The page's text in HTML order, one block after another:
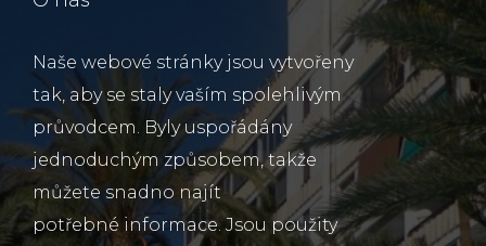
Naše webové stránky jsou vytvořeny
tak, aby se staly vaším spolehlivým
průvodcem. Byly uspořádány
jednoduchým způsobem, takže
můžete snadno najít
potřebné informace. Jsou použity